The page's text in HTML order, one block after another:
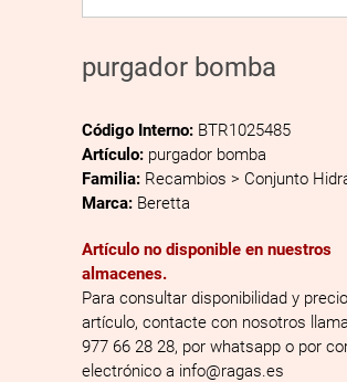
purgador bomba
Código Interno: BTR1025485
Artículo: purgador bomba
Familia: Recambios > Conjunto
Marca: Beretta
Artículo no disponible en nuestros
almacenes.
Para consultar disponibilidad y
artículo, contacte con nosotros
977 66 28 28, por whatsapp o por
electrónico a info@ragas.es